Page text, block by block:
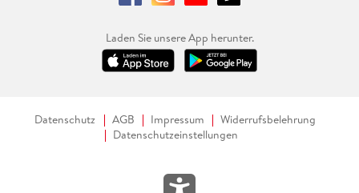
Laden Sie unsere App herunter.
Datenschutz AGB Impressum
Widerrufsbelehrung
Datenschutzeinstellungen